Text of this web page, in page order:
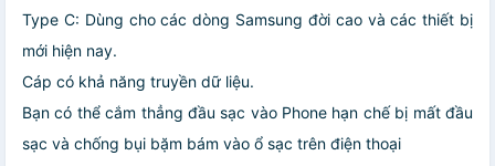
Type C: Dùng cho các dòng Samsung đời cao và các thiết bị
mới hiện nay.
Cáp có khả năng truyền dữ liệu.
Bạn có thể cắm thẳng đầu sạc vào Phone hạn chế bị mất đầu
sạc và chống bụi bặm bám vào ổ sạc trên điện thoại